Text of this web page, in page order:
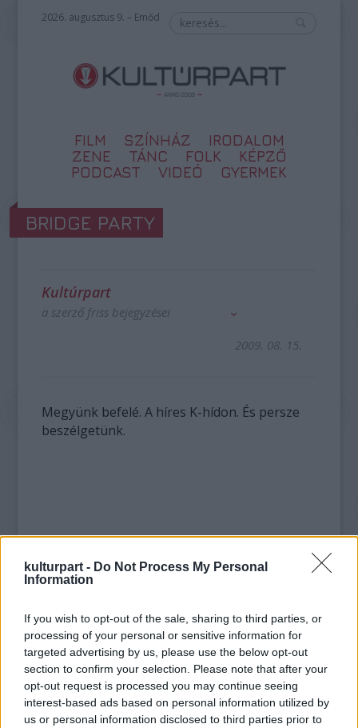
kulturpart - Do Not Process My Personal
Information
If you wish to opt-out of the sale, sharing to third parties, or
processing of your personal or sensitive information for
targeted advertising by us, please use the below opt-out
section to confirm your selection. Please note that after your
opt-out request is processed you may continue seeing
interest-based ads based on personal information utilized by
us or personal information disclosed to third parties prior to
2026. augusztus 9. – Emőd
FILM SZÍNHÁZ
IRODALOM
ZENE
TÁNC FOLK
KÉPZŐ
PODCAST
VIDEÓ GYERMEK
BRIDGE PARTY
Kultúrpart
a szerző friss bejegyzései
2009. 08. 15.
Megyünk befelé. A híres K-hídon. És persze
beszélgetünk.